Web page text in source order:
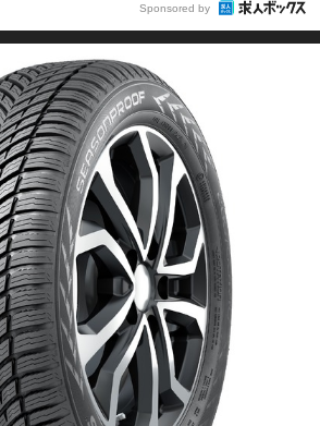
Sponsored by